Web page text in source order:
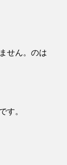
せん。のは
す。